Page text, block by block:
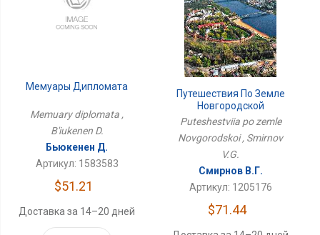
Мемуары Дипломата
Memuary diplomata ,
B'iukenen D.
Бьюкенен Д.
Артикул: 1583583
$51.21
Доставка за 14–20 дней
Путешествия По Земле
Новгородской
Puteshestviia po zemle
Novgorodskoi , Smirnov
V.G.
Смирнов В.Г.
Артикул: 1205176
$71.44